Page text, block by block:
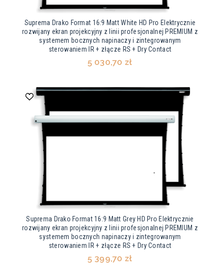
Suprema Drako Format 16:9 Matt White HD Pro Elektrycznie
rozwijany ekran projekcyjny z linii profesjonalnej PREMIUM z
systemem bocznych napinaczy i zintegrowanym
sterowaniem IR + złącze RS + Dry Contact
5 030,70 zł
Suprema Drako Format 16:9 Matt Grey HD Pro Elektrycznie
rozwijany ekran projekcyjny z linii profesjonalnej PREMIUM z
systemem bocznych napinaczy i zintegrowanym
sterowaniem IR + złącze RS + Dry Contact
5 399,70 zł